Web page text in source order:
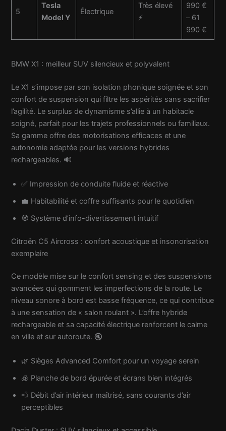
5
Tesla
Model Y
Électrique
Très élevé
⚡
990 €
– 61
990 €
BMW X1 : meilleur SUV silencieux et polyvalent
Le X1 s’impose par son isolation phonique soignée et son
confort de suspension qui filtre les aspérités sans sacrifier
l’agilité. Le surplus de dynamisme s’allie à un habitacle
soigné, parfait pour les trajets professionnels ou familiaux.
Sa gamme offre des motorisations efficaces et une
autonomie adaptée pour les versions hybrides
rechargeables. 🔊
✅ Impression de conduite fluide et réactive
💼 Habitabilité et coffre suffisants pour le quotidien
🧭 Système d’info-divertissement intuitif
Citroën C5 Aircross : confort acoustique et insonorisation
exemplaire
Ce modèle mise sur le confort sensing et des suspensions
avancées qui gomment les imperfections de la route. Le
niveau sonore à bord est basse fréquence, ce qui contribue
à une sensation de « salon roulant ». L’offre hybride
rechargeable et sa capacité électrique renforcent le calme
en ville et sur autoroute. 🔇
🌿 Sièges Advanced Comfort pour un voyage serein
🧊 Planche de bord épurée et écrans bien intégrés
💨 Débit d’air intérieur maîtrisé, sans courants d’air
perceptibles